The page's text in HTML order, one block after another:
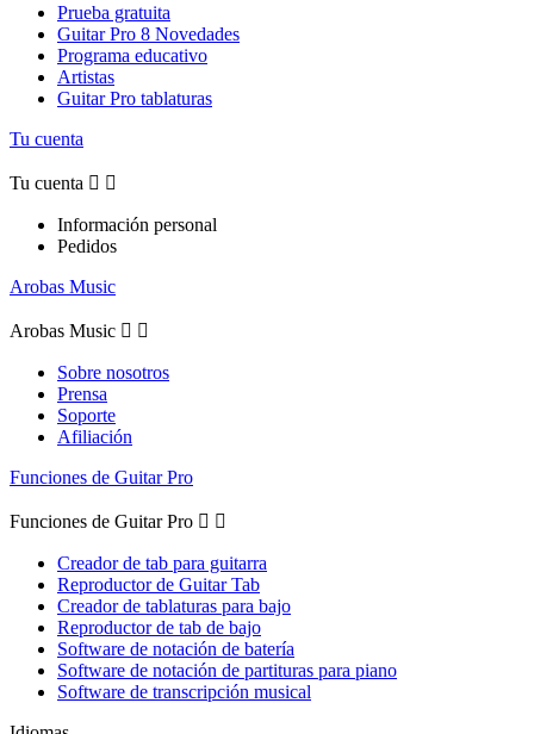
Prueba gratuita
Guitar Pro 8 Novedades
Programa educativo
Artistas
Guitar Pro tablaturas
Tu cuenta
Tu cuenta  
Información personal
Pedidos
Arobas Music
Arobas Music  
Sobre nosotros
Prensa
Soporte
Afiliación
Funciones de Guitar Pro
Funciones de Guitar Pro  
Creador de tab para guitarra
Reproductor de Guitar Tab
Creador de tablaturas para bajo
Reproductor de tab de bajo
Software de notación de batería
Software de notación de partituras para piano
Software de transcripción musical